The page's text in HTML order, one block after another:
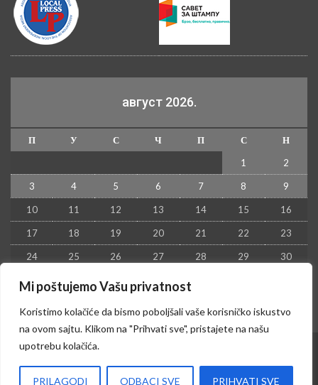
Mi poštujemo Vašu privatnost
Koristimo kolačiće da bismo poboljšali vaše korisničko iskustvo
na ovom sajtu. Klikom na "Prihvati sve", pristajete na našu
upotrebu kolačića.
PRILAGODI ODBACI SVE PRIHVATI SVE
август 2026.
П У С Ч П С
Н
1
2
3 4 5 6 7 8 9
10 11 12 13 14 15 16
17 18 19 20 21 22 23
24 25 26 27 28 29 30
31
Izrada sajta i hosting:Hosting-Srbija